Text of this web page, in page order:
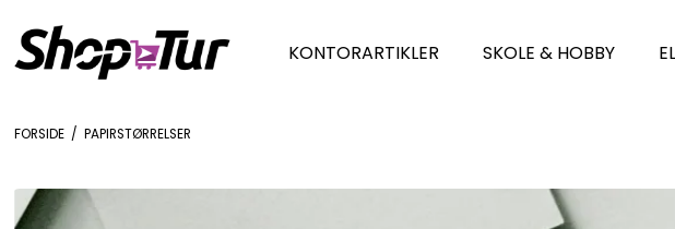
KONTORARTIKLER SKOLE & HOBBY
FORSIDE / PAPIRSTØRRELSER